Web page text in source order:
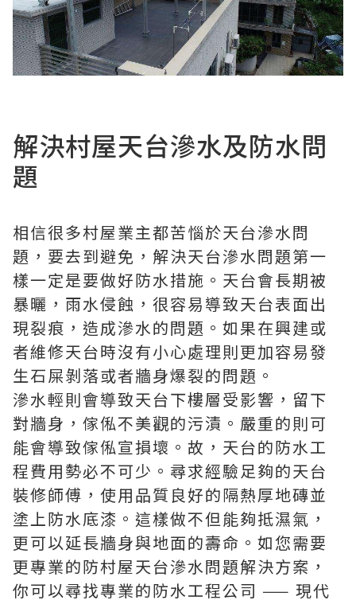
解決村屋天台滲水及防水問
題
相信很多村屋業主都苦惱於天台滲水問
題，要去到避免，解決天台滲水問題第一
樣一定是要做好防水措施。天台會長期被
暴曬，雨水侵蝕，很容易導致天台表面出
現裂痕，造成滲水的問題。如果在興建或
者維修天台時沒有小心處理則更加容易發
生石屎剝落或者牆身爆裂的問題。
滲水輕則會導致天台下樓層受影響，留下
對牆身，傢俬不美觀的污漬。嚴重的則可
能會導致傢俬宣損壞。故，天台的防水工
程費用勢必不可少。尋求經驗足夠的天台
裝修師傅，使用品質良好的隔熱厚地磚並
塗上防水底漆。這樣做不但能夠抵濕氣，
更可以延長牆身與地面的壽命。如您需要
更專業的防村屋天台滲水問題解決方案，
你可以尋找專業的防水工程公司 —— 現代